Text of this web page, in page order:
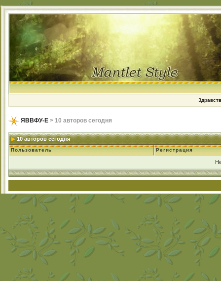
ЯВВФУ-Е > 10 авторов сегодня
10 авторов сегодня
Пользователь Регистрация